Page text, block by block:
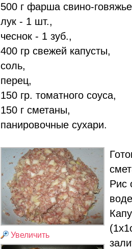
500 г фарша свино-
лук - 1 шт.,
чеснок - 1 зуб.,
400 гр свежей капусты,
соль,
перец,
150 гр. томатного соуса,
150 г сметаны,
панировочные сухари.
Увеличить
Рис